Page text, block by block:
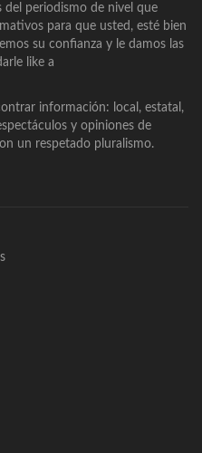
del periodismo de nivel que
para que usted, esté bien
su confianza y le damos las
like a
información: local, estatal,
y opiniones de
un respetado pluralismo.